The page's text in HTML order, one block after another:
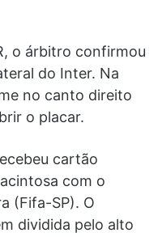
o árbitro confirmou
do Inter. Na
no canto direito
o placar.
cartão
com o
(Fifa-SP). O
dividida pelo alto